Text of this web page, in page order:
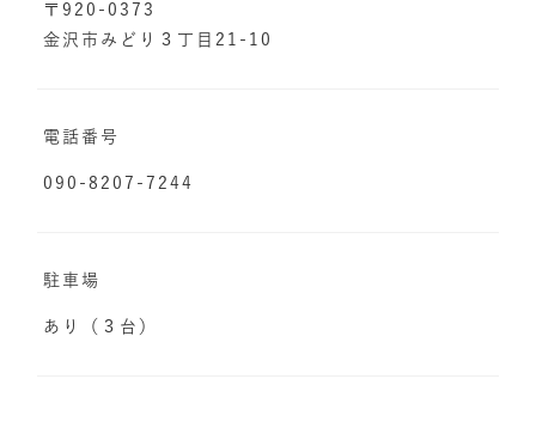
〒920-0373
金沢市みどり３丁目21-10
電話番号
090-8207-7244
駐車場
あり（３台）